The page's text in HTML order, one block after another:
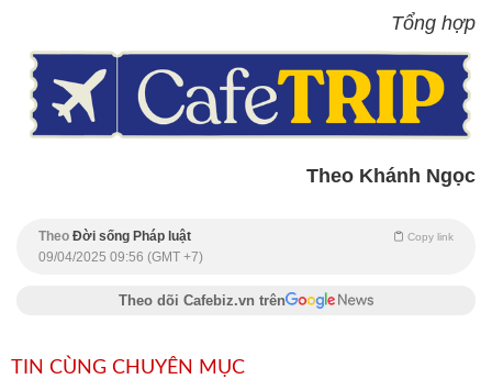
Tổng hợp
Theo Khánh Ngọc
Theo Đời sống Pháp luật Copy link
09/04/2025 09:56 (GMT +7)
Theo dõi Cafebiz.vn trên
TIN CÙNG CHUYÊN MỤC